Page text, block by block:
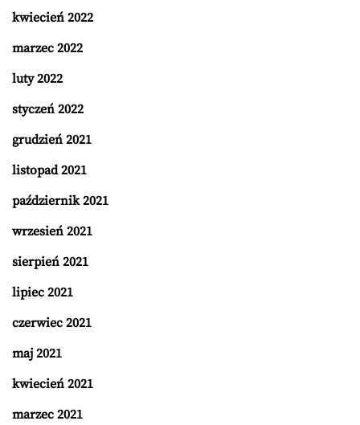
kwiecień 2022
marzec 2022
luty 2022
styczeń 2022
grudzień 2021
listopad 2021
październik 2021
wrzesień 2021
sierpień 2021
lipiec 2021
czerwiec 2021
maj 2021
kwiecień 2021
marzec 2021